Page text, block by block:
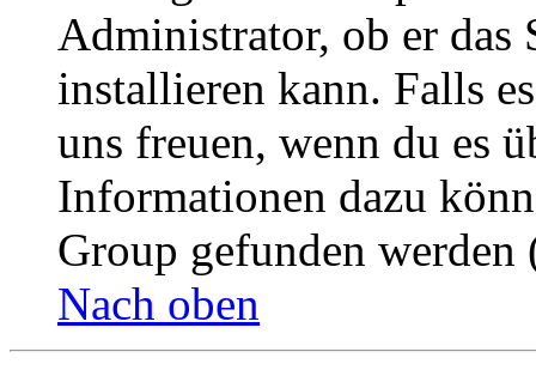
Administrator, ob er das
installieren kann. Falls
uns freuen, wenn du es
Informationen dazu
Group gefunden
Nach oben